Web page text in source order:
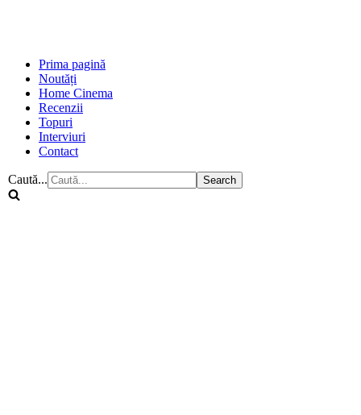
Prima pagină
Noutăți
Home Cinema
Recenzii
Topuri
Interviuri
Contact
Caută...